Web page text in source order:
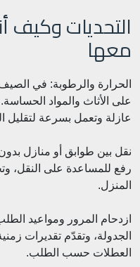
التحديات وكيف
معها
الحرارة والرطوبة: في
على الأثاث والمواد
عازلة وتعمل بسرعة لتقليل
نقل بين طوابق أو منازل
رفع للمساعدة على النقل،
المنزل.
ازدحام المرور ومواعيد
الجدولة، وتقدّم تقديرات
العطلات حسب الطلب.